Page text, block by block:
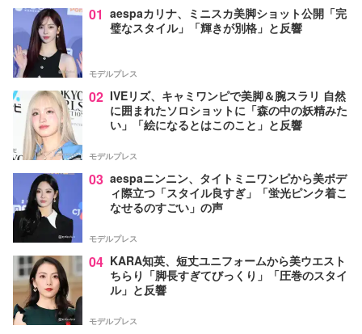
01 aespaカリナ、ミニスカ美脚ショット公開「完
璧なスタイル」「輝きが別格」と反響
モデルプレス
02 IVEリズ、キャミワンピで美脚＆腕スラリ 自然
に囲まれたソロショットに「森の中の妖精みた
い」「絵になるとはこのこと」と反響
モデルプレス
03 aespaニンニン、タイトミニワンピから美ボデ
ィ際立つ「スタイル良すぎ」「蛍光ピンク着こ
なせるのすごい」の声
モデルプレス
04 KARA知英、短丈ユニフォームから美ウエスト
ちらり「脚長すぎてびっくり」「圧巻のスタイ
ル」と反響
モデルプレス